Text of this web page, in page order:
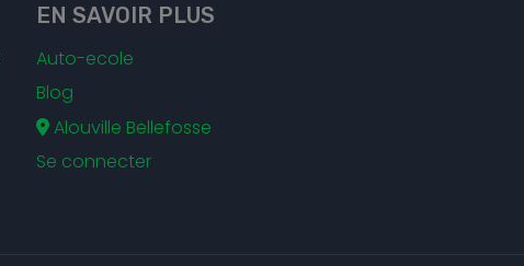
EN SAVOIR PLUS
Auto-ecole
Blog
Alouville Bellefosse
Se connecter